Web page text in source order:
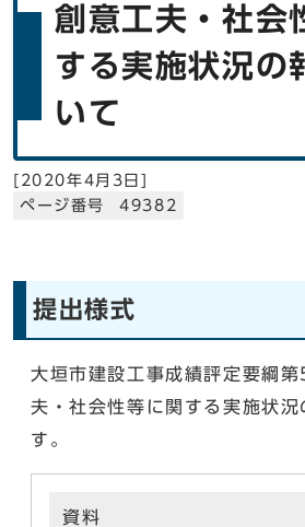
創意工夫・社会
する実施状況の
いて
[ 2020年4月3日]
ページ番号 49382
提出様式
大垣市建設工事成績評定要綱
夫・社会性等に関する実施状況
す。
資料